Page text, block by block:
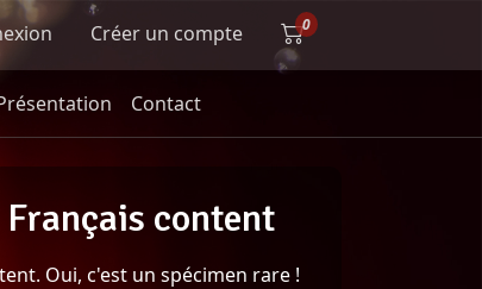
Créer un compte
Contact
content
Oui, c'est un spécimen rare !